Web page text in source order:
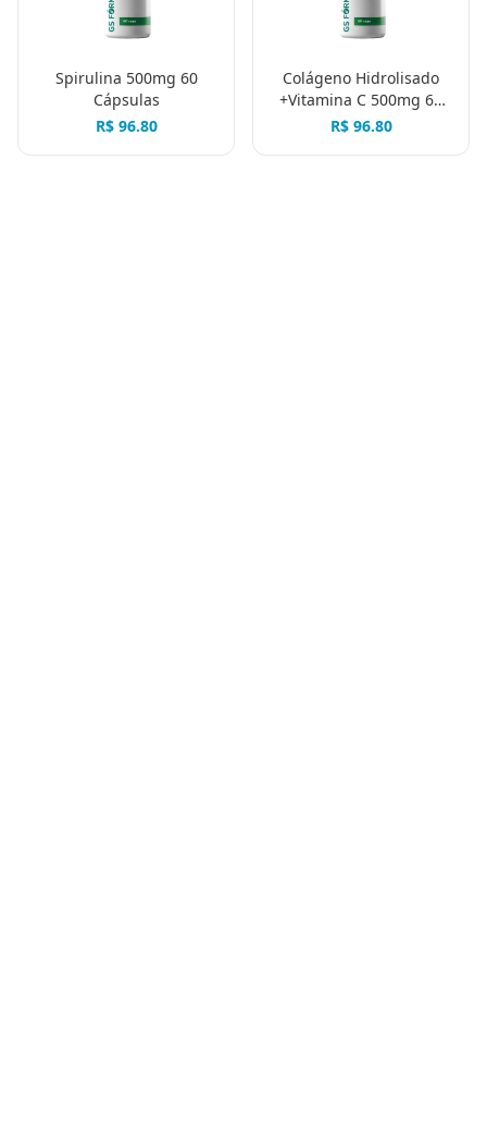
Spirulina 500mg 60
Cápsulas
R$ 96.80
Colágeno Hidrolisado
+Vitamina C 500mg 60
cápsulas
R$ 96.80